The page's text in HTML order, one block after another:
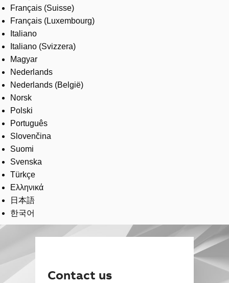
Français (Suisse)
Français (Luxembourg)
Italiano
Italiano (Svizzera)
Magyar
Nederlands
Nederlands (België)
Norsk
Polski
Português
Slovenčina
Suomi
Svenska
Türkçe
Ελληνικά
日本語
한국어
Contact us